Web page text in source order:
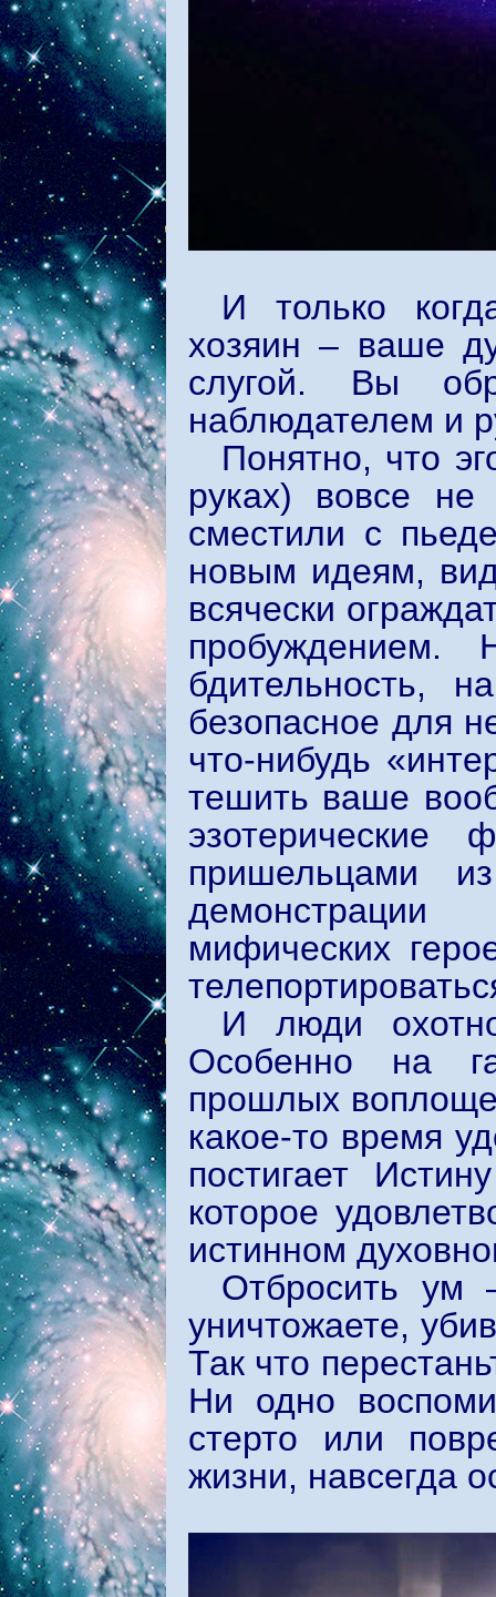
И только
хозяин – ваше
слугой. Вы
наблюдателем и
Понятно, что
руках) вовсе
сместили с
новым идеям,
всячески
пробуждением.
бдительность,
безопасное для
что-нибудь
тешить ваше
эзотерические
пришельцами
мифических
И люди
Особенно на
прошлых
какое-то время
постигает
которое
истинном
Отбросить ум
уничтожаете,
Так что
Ни одно
стерто или
жизни, навсегда